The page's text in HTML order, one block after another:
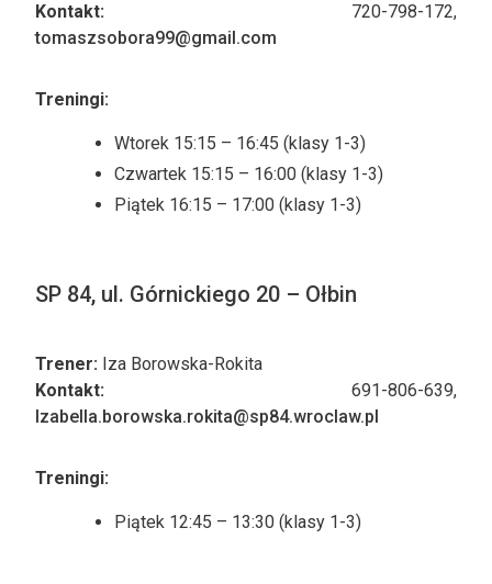
Kontakt: 720-798-172,
tomaszsobora99@gmail.com
Treningi:
Wtorek 15:15 – 16:45 (klasy 1-3)
Czwartek 15:15 – 16:00 (klasy 1-3)
Piątek 16:15 – 17:00 (klasy 1-3)
SP 84, ul. Górnickiego 20 – Ołbin
Trener: Iza Borowska-Rokita
Kontakt: 691-806-639,
Izabella.borowska.rokita@sp84.wroclaw.pl
Treningi:
Piątek 12:45 – 13:30 (klasy 1-3)